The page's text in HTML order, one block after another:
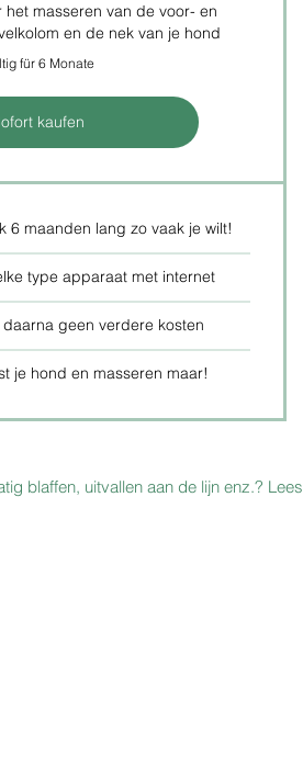
masseren van de voor- en
en de nek van je hond
für 6 Monate
kaufen
6 maanden lang zo vaak je wilt!
type apparaat met internet
geen verdere kosten
je hond en masseren maar!
blaffen, uitvallen aan de lijn enz.? Lees